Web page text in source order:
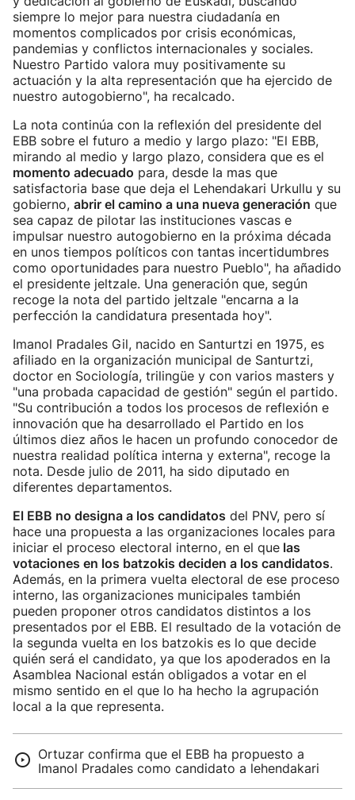
siempre lo mejor para nuestra ciudadanía en
momentos complicados por crisis económicas,
pandemias y conflictos internacionales y sociales.
Nuestro Partido valora muy positivamente su
actuación y la alta representación que ha ejercido de
nuestro autogobierno", ha recalcado.
La nota continúa con la reflexión del presidente del
EBB sobre el futuro a medio y largo plazo: "El EBB,
mirando al medio y largo plazo, considera que es el
momento adecuado para, desde la mas que
satisfactoria base que deja el Lehendakari Urkullu y su
gobierno, abrir el camino a una nueva generación que
sea capaz de pilotar las instituciones vascas e
impulsar nuestro autogobierno en la próxima década
en unos tiempos políticos con tantas incertidumbres
como oportunidades para nuestro Pueblo", ha añadido
el presidente jeltzale. Una generación que, según
recoge la nota del partido jeltzale "encarna a la
perfección la candidatura presentada hoy".
Imanol Pradales Gil, nacido en Santurtzi en 1975, es
afiliado en la organización municipal de Santurtzi,
doctor en Sociología, trilingüe y con varios masters y
"una probada capacidad de gestión" según el partido.
"Su contribución a todos los procesos de reflexión e
innovación que ha desarrollado el Partido en los
últimos diez años le hacen un profundo conocedor de
nuestra realidad política interna y externa", recoge la
nota. Desde julio de 2011, ha sido diputado en
diferentes departamentos.
El EBB no designa a los candidatos del PNV, pero sí
hace una propuesta a las organizaciones locales para
iniciar el proceso electoral interno, en el que las
votaciones en los batzokis deciden a los candidatos.
Además, en la primera vuelta electoral de ese proceso
interno, las organizaciones municipales también
pueden proponer otros candidatos distintos a los
presentados por el EBB. El resultado de la votación de
la segunda vuelta en los batzokis es lo que decide
quién será el candidato, ya que los apoderados en la
Asamblea Nacional están obligados a votar en el
mismo sentido en el que lo ha hecho la agrupación
local a la que representa.
Ortuzar confirma que el EBB ha propuesto a
Imanol Pradales como candidato a lehendakari